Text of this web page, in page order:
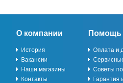
О компании
История
Вакансии
Наши магазины
Контакты
Помощь
Оплата и
Советы
Гарантия